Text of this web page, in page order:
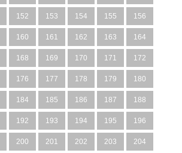
152 153 154 155 156
160 161 162 163 164
168 169 170 171 172
176 177 178 179 180
184 185 186 187 188
192 193 194 195 196
200 201 202 203 204